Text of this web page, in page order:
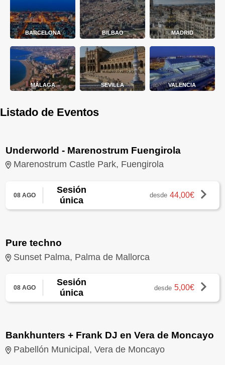
BARCELONA BILBAO MADRID
MÁLAGA SEVILLA VALENCIA
Listado de Eventos
Underworld - Marenostrum Fuengirola
Marenostrum Castle Park, Fuengirola
08 AGO
Sesión
única
desde 44,00€
Pure techno
Sunset Palma, Palma de Mallorca
08 AGO
Sesión
única
desde 5,00€
Bankhunters + Frank DJ en Vera de Moncayo
Pabellón Municipal, Vera de Moncayo